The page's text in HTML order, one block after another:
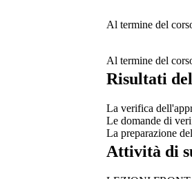
Al termine del
Al termine del
Risultati
La verifica
Le domande di
La preparazione
Attività di